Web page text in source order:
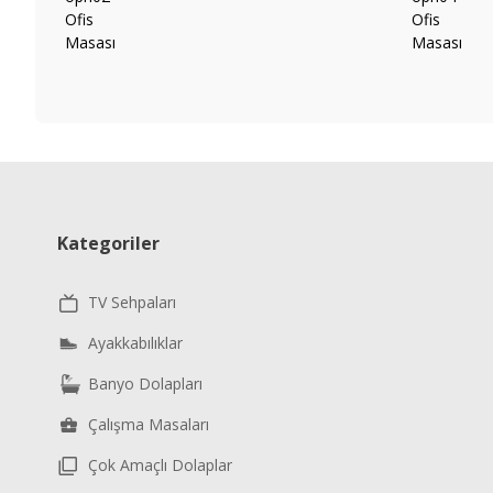
Kategoriler
TV Sehpaları
Ayakkabılıklar
Banyo Dolapları
Çalışma Masaları
Çok Amaçlı Dolaplar